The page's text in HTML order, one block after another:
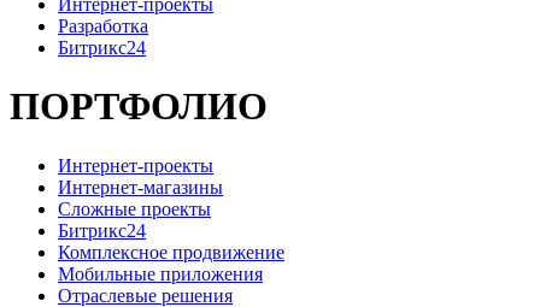
Интернет-проекты
Разработка
Битрикс24
ПОРТФОЛИО
Интернет-проекты
Интернет-магазины
Сложные проекты
Битрикс24
Комплексное продвижение
Мобильные приложения
Отраслевые решения